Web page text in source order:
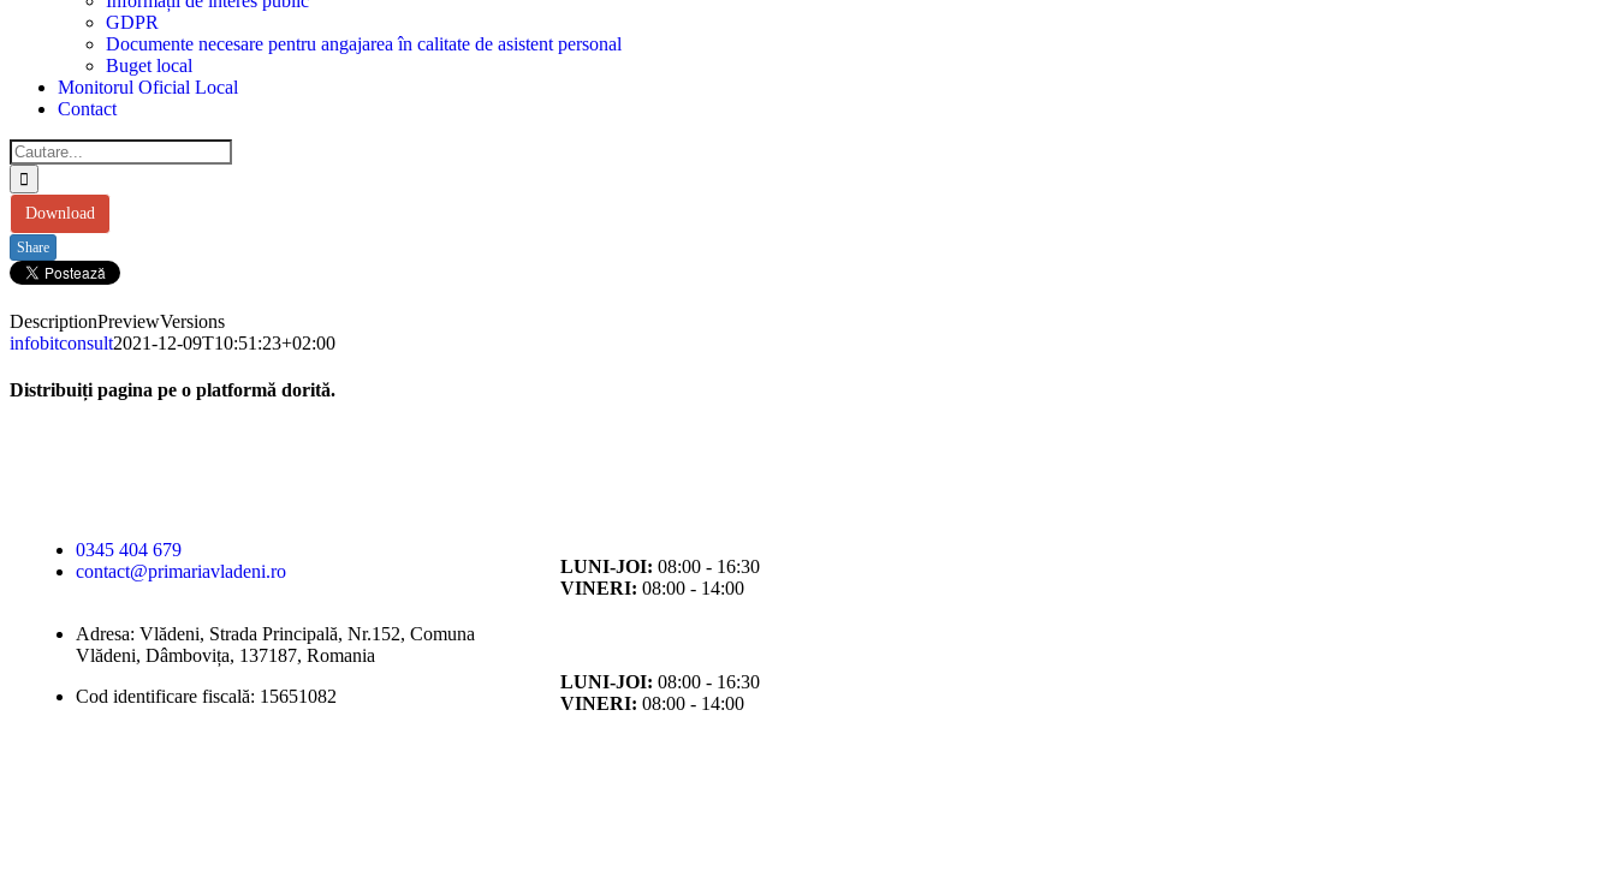
GDPR
Documente necesare pentru angajarea în calitate de asistent personal
Buget local
Monitorul Oficial Local
Contact
Cautare...
Download
Share
DescriptionPreviewVersions
infobitconsult2021-12-09T10:51:23+02:00
Distribuiți pagina pe o platformă dorită.
0345 404 679
contact@primariavladeni.ro
Adresa: Vlădeni, Strada Principală, Nr.152, Comuna
Vlădeni, Dâmbovița, 137187, Romania
Cod identificare fiscală: 15651082
LUNI-JOI: 08:00 - 16:30
VINERI: 08:00 - 14:00
LUNI-JOI: 08:00 - 16:30
VINERI: 08:00 - 14:00